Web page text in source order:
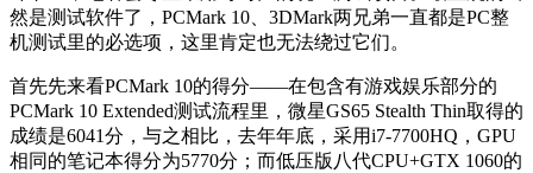
然是测试软件了，PCMark 10、3DMark两兄弟一直都是PC整
机测试里的必选项，这里肯定也无法绕过它们。
首先先来看PCMark 10的得分——在包含有游戏娱乐部分的
PCMark 10 Extended测试流程里，微星GS65 Stealth Thin取得的
成绩是6041分，与之相比，去年年底，采用i7-7700HQ，GPU
相同的笔记本得分为5770分；而低压版八代CPU+GTX 1060的